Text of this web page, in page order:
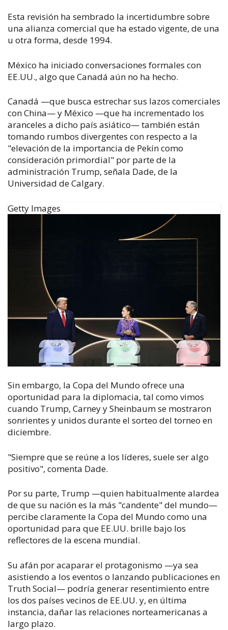
Esta revisión ha sembrado la incertidumbre sobre
una alianza comercial que ha estado vigente, de una
u otra forma, desde 1994.
México ha iniciado conversaciones formales con
EE.UU., algo que Canadá aún no ha hecho.
Canadá —que busca estrechar sus lazos comerciales
con China— y México —que ha incrementado los
aranceles a dicho país asiático— también están
tomando rumbos divergentes con respecto a la
"elevación de la importancia de Pekín como
consideración primordial" por parte de la
administración Trump, señala Dade, de la
Universidad de Calgary.
Getty Images
Sin embargo, la Copa del Mundo ofrece una
oportunidad para la diplomacia, tal como vimos
cuando Trump, Carney y Sheinbaum se mostraron
sonrientes y unidos durante el sorteo del torneo en
diciembre.
"Siempre que se reúne a los líderes, suele ser algo
positivo", comenta Dade.
Por su parte, Trump —quien habitualmente alardea
de que su nación es la más "candente" del mundo—
percibe claramente la Copa del Mundo como una
oportunidad para que EE.UU. brille bajo los
reflectores de la escena mundial.
Su afán por acaparar el protagonismo —ya sea
asistiendo a los eventos o lanzando publicaciones en
Truth Social— podría generar resentimiento entre
los dos países vecinos de EE.UU. y, en última
instancia, dañar las relaciones norteamericanas a
largo plazo.